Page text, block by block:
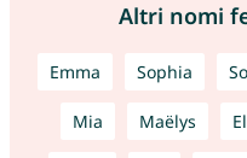
Altri nomi
Emma Sophia
Mia Maëlys